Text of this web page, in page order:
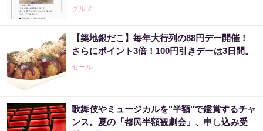
グルメ
【築地銀だこ】毎年大行列の88円デー開催！
さらにポイント3倍！100円引きデーは3日間。
セール
歌舞伎やミュージカルを"半額"で鑑賞するチャ
ンス。夏の「都民半額観劇会」、申し込み受